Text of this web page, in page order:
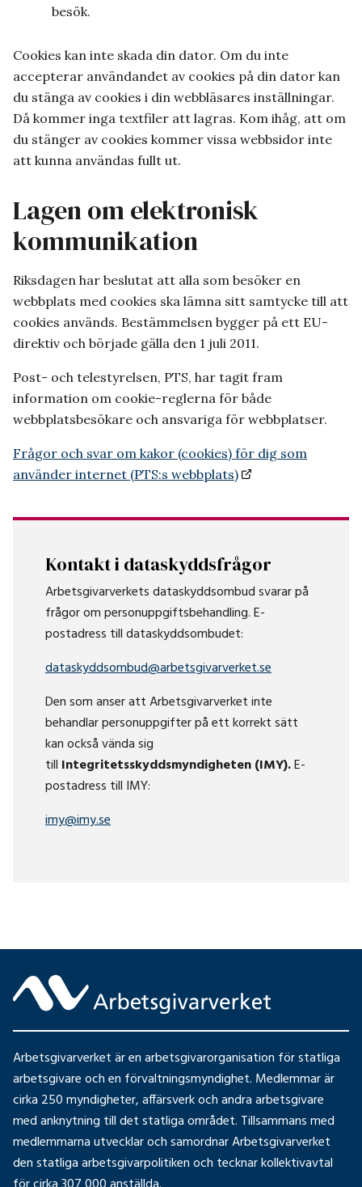
besök.
Cookies kan inte skada din dator. Om du inte
accepterar användandet av cookies på din dator kan
du stänga av cookies i din webbläsares inställningar.
Då kommer inga textfiler att lagras. Kom ihåg, att om
du stänger av cookies kommer vissa webbsidor inte
att kunna användas fullt ut.
Lagen om elektronisk
kommunikation
Riksdagen har beslutat att alla som besöker en
webbplats med cookies ska lämna sitt samtycke till att
cookies används. Bestämmelsen bygger på ett EU-
direktiv och började gälla den 1 juli 2011.
Post- och telestyrelsen, PTS, har tagit fram
information om cookie-reglerna för både
webbplatsbesökare och ansvariga för webbplatser.
Frågor och svar om kakor (cookies) för dig som
använder internet (PTS:s webbplats)
Kontakt i dataskyddsfrågor
Arbetsgivarverkets dataskyddsombud svarar på
frågor om personuppgiftsbehandling. E-
postadress till dataskyddsombudet:
dataskyddsombud@arbetsgivarverket.se
Den som anser att Arbetsgivarverket inte
behandlar personuppgifter på ett korrekt sätt
kan också vända sig
till Integritetsskyddsmyndigheten (IMY).E-
postadress till IMY:
imy@imy.se
Arbetsgivarverket är en arbetsgivarorganisation för statliga
arbetsgivare och en förvaltningsmyndighet. Medlemmar är
cirka 250 myndigheter, affärsverk och andra arbetsgivare
med anknytning till det statliga området. Tillsammans med
medlemmarna utvecklar och samordnar Arbetsgivarverket
den statliga arbetsgivarpolitiken och tecknar kollektivavtal